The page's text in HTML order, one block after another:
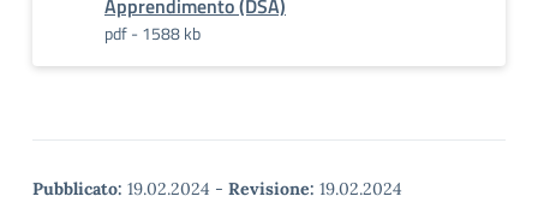
Apprendimento (DSA)
pdf - 1588 kb
Pubblicato: 19.02.2024 - Revisione: 19.02.2024